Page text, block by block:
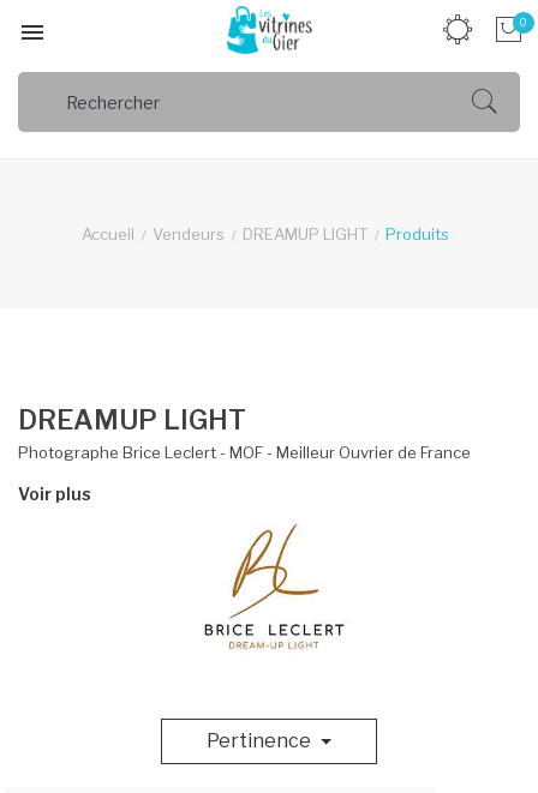
 0
Accueil Vendeurs DREAMUP LIGHT Produits
DREAMUP LIGHT
Photographe Brice Leclert - MOF - Meilleur Ouvrier de France
Voir plus
Pertinence